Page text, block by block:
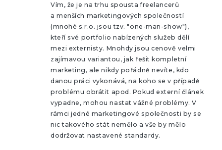
Vím, že je na trhu spousta freelancerů
a menších marketingových společností
(mnohé s.r.o. jsou tzv. "one-man-show"),
kteří své portfolio nabízených služeb dělí
mezi externisty. Mnohdy jsou cenově velmi
zajímavou variantou, jak řešit kompletní
marketing, ale nikdy pořádně nevíte, kdo
danou práci vykonává, na koho se v případě
problému obrátit apod. Pokud externí článek
vypadne, mohou nastat vážné problémy. V
rámci jedné marketingové společnosti by se
nic takového stát nemělo a vše by mělo
dodržovat nastavené standardy.